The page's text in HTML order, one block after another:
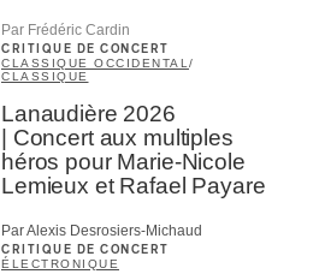
Par Frédéric Cardin
CRITIQUE DE CONCERT
CLASSIQUE OCCIDENTAL /
CLASSIQUE
Lanaudière 2026
| Concert aux multiples
héros pour Marie-Nicole
Lemieux et Rafael Payare
Par Alexis Desrosiers-Michaud
CRITIQUE DE CONCERT
ÉLECTRONIQUE